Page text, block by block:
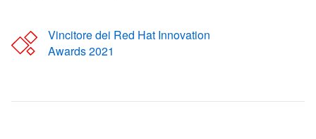
Vincitore dei Red Hat Innovation
Awards 2021